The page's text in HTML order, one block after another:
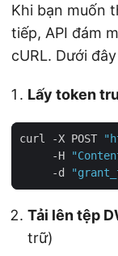
Khi bạn muốn
tiếp, API đám
cURL. Dưới
Lấy token
curl -X POST
     -H
     -d
Tải lên tệp
trữ)